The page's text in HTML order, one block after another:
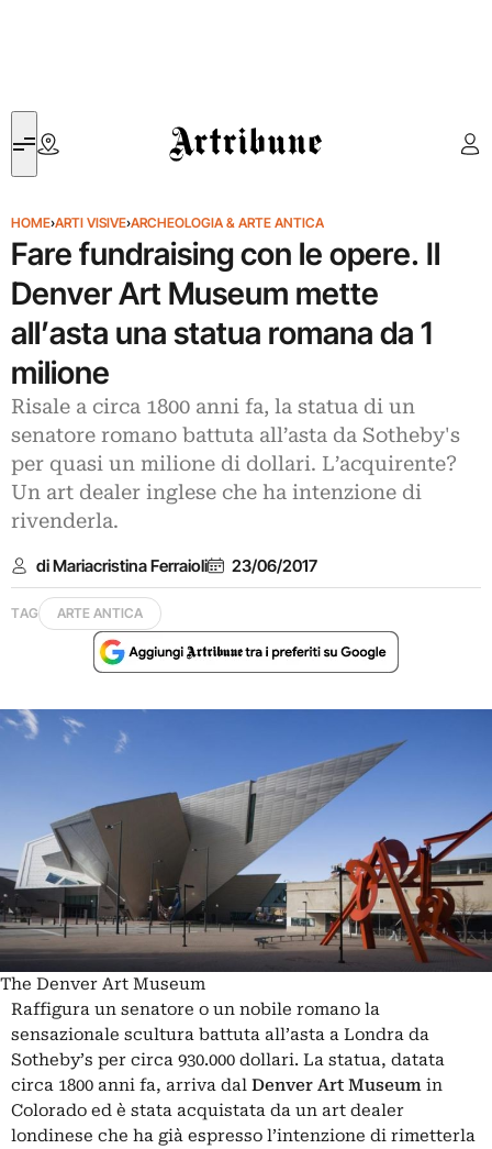
Artribune
HOME›ARTI VISIVE›ARCHEOLOGIA & ARTE ANTICA
Fare fundraising con le opere. Il
Denver Art Museum mette
all’asta una statua romana da 1
milione
Risale a circa 1800 anni fa, la statua di un
senatore romano battuta all’asta da Sotheby's
per quasi un milione di dollari. L’acquirente?
Un art dealer inglese che ha intenzione di
rivenderla.
di Mariacristina Ferraioli 23/06/2017
TAG ARTE ANTICA
The Denver Art Museum
Raffigura un senatore o un nobile romano la
sensazionale scultura battuta all’asta a Londra da
Sotheby’s per circa 930.000 dollari. La statua, datata
circa 1800 anni fa, arriva dal Denver Art Museum in
Colorado ed è stata acquistata da un art dealer
londinese che ha già espresso l’intenzione di rimetterla